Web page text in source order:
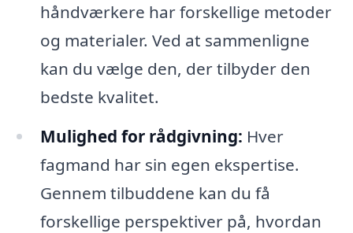
håndværkere har forskellige metoder
og materialer. Ved at sammenligne
kan du vælge den, der tilbyder den
bedste kvalitet.
Mulighed for rådgivning: Hver
fagmand har sin egen ekspertise.
Gennem tilbuddene kan du få
forskellige perspektiver på, hvordan